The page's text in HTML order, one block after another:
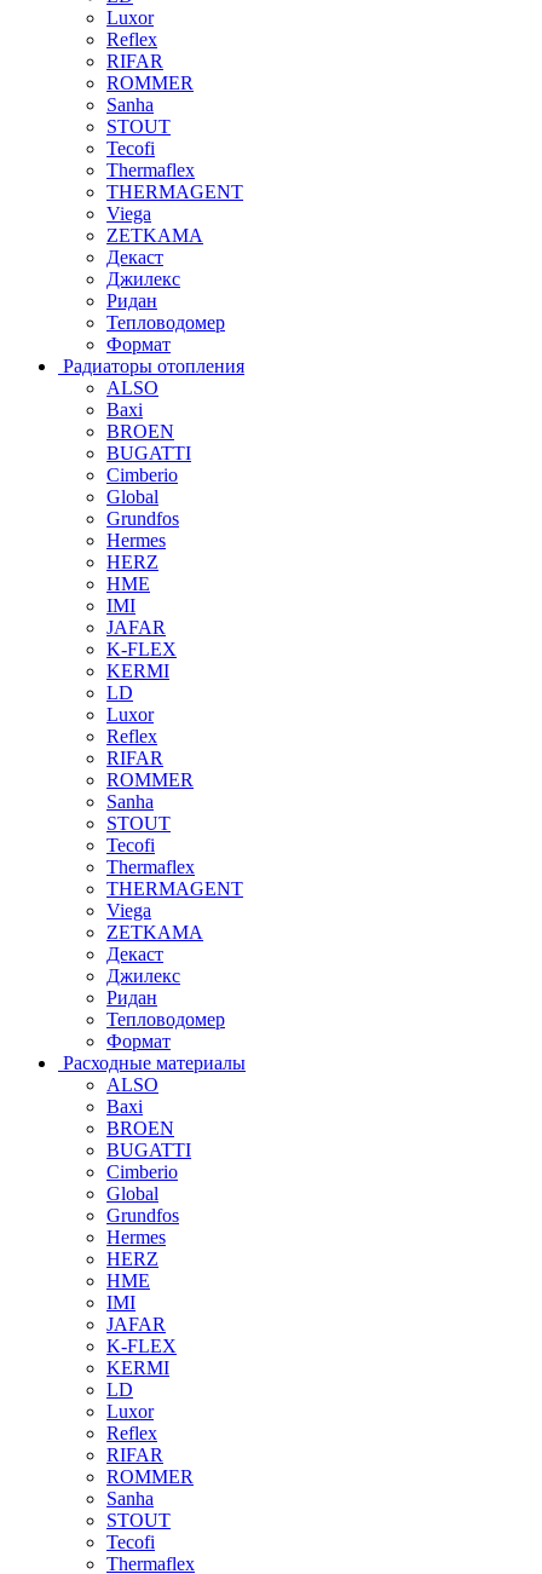
Luxor
Reflex
RIFAR
ROMMER
Sanha
STOUT
Tecofi
Thermaflex
THERMAGENT
Viega
ZETKAMA
Декаст
Джилекс
Ридан
Тепловодомер
Формат
Радиаторы отопления
ALSO
Baxi
BROEN
BUGATTI
Cimberio
Global
Grundfos
Hermes
HERZ
HME
IMI
JAFAR
K-FLEX
KERMI
LD
Luxor
Reflex
RIFAR
ROMMER
Sanha
STOUT
Tecofi
Thermaflex
THERMAGENT
Viega
ZETKAMA
Декаст
Джилекс
Ридан
Тепловодомер
Формат
Расходные материалы
ALSO
Baxi
BROEN
BUGATTI
Cimberio
Global
Grundfos
Hermes
HERZ
HME
IMI
JAFAR
K-FLEX
KERMI
LD
Luxor
Reflex
RIFAR
ROMMER
Sanha
STOUT
Tecofi
Thermaflex